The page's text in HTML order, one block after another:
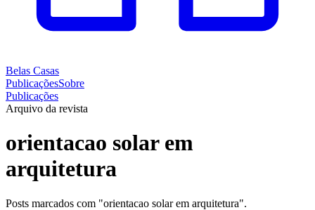
Belas Casas
PublicaçõesSobre
Publicações
Arquivo da revista
orientacao solar em
arquitetura
Posts marcados com "orientacao solar em arquitetura".